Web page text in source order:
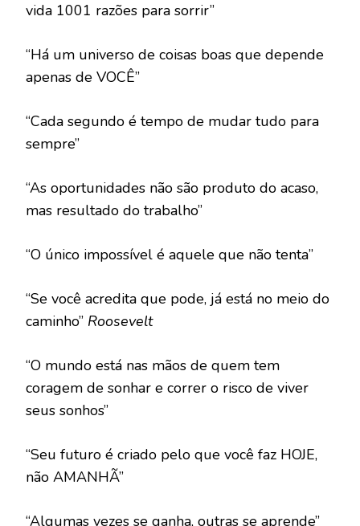
vida 1001 razões para sorrir”
“Há um universo de coisas boas que depende
apenas de VOCÊ”
“Cada segundo é tempo de mudar tudo para
sempre”
“As oportunidades não são produto do acaso,
mas resultado do trabalho”
“O único impossível é aquele que não tenta”
“Se você acredita que pode, já está no meio do
caminho” Roosevelt
“O mundo está nas mãos de quem tem
coragem de sonhar e correr o risco de viver
seus sonhos”
“Seu futuro é criado pelo que você faz HOJE,
não AMANHÃ”
“Algumas vezes se ganha, outras se aprende”